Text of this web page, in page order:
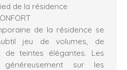
de la résidence
de la résidence se
jeu de volumes, de
de teintes élégantes. Les
généreusement sur les